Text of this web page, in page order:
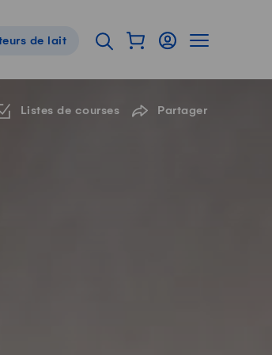
de pied de page
de lait Ouvrir l'onglet de
Afficher mon panier
ConnexionAfficher la
Listes de courses Partager